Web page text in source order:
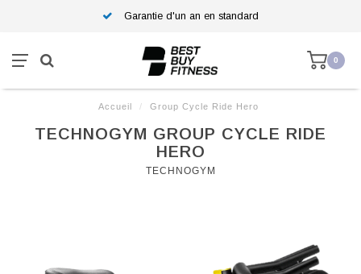
Garantie d'un an en standard
0
Accueil / Group Cycle Ride Hero
TECHNOGYM GROUP CYCLE RIDE
HERO
TECHNOGYM